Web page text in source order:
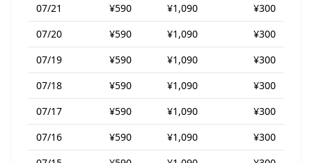
07/21
¥590 ¥1,090
¥300
07/20
¥590 ¥1,090
¥300
07/19
¥590 ¥1,090
¥300
07/18
¥590 ¥1,090
¥300
07/17
¥590 ¥1,090
¥300
07/16
¥590 ¥1,090
¥300